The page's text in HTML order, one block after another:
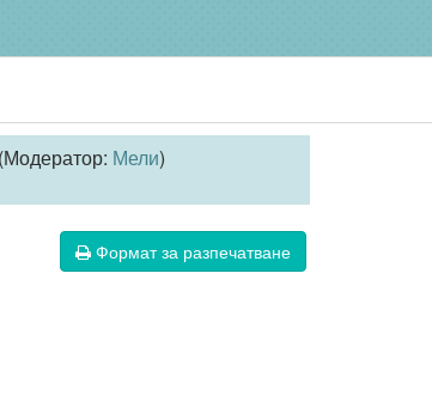
(Модератор: Мели)
Формат за разпечатване